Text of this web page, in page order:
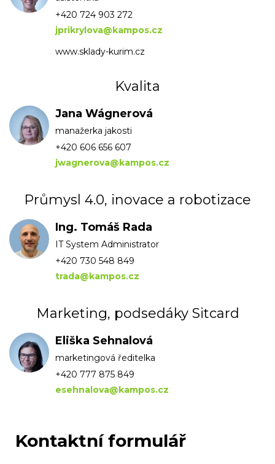
+420 724 903 272
jprikrylova@kampos.cz
www.sklady-kurim.cz
Kvalita
Jana Wágnerová
manažerka jakosti
+420 606 656 607
jwagnerova@kampos.cz
Průmysl 4.0, inovace a robotizace
Ing. Tomáš Rada
IT System Administrator
+420 730 548 849
trada@kampos.cz
Marketing, podsedáky Sitcard
Eliška Sehnalová
marketingová ředitelka
+420 777 875 849
esehnalova@kampos.cz
Kontaktní formulář